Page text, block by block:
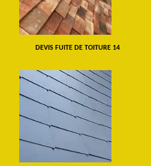
DEVIS FUITE DE TOITURE 14